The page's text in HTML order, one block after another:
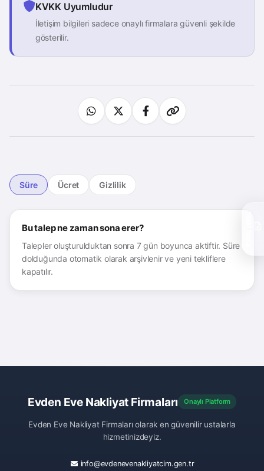
KVKK Uyumludur
İletişim bilgileri sadece onaylı firmalara güvenli şekilde
gösterilir.
Süre Ücret Gizlilik
Bu talep ne zaman sona erer?
Talepler oluşturulduktan sonra 7 gün boyunca aktiftir. Süre
dolduğunda otomatik olarak arşivlenir ve yeni tekliflere
kapatılır.
Evden Eve Nakliyat Firmaları Onaylı Platform
Evden Eve Nakliyat Firmaları olarak en güvenilir ustalarla
hizmetinizdeyiz.
info@evdenevenakliyatcim.gen.tr